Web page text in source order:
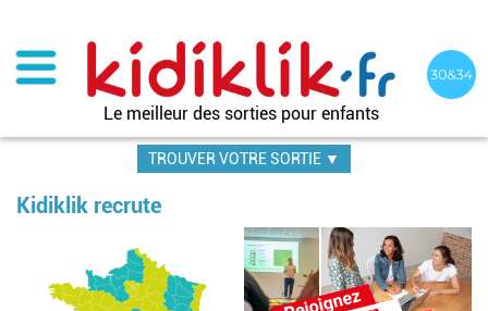
contenu
principal
Le meilleur des sorties pour enfants
TROUVER VOTRE SORTIE ▼
Kidiklik recrute